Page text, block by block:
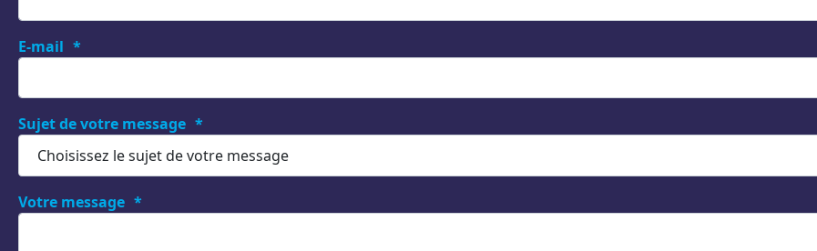
E-mail
Sujet de votre message
Votre message